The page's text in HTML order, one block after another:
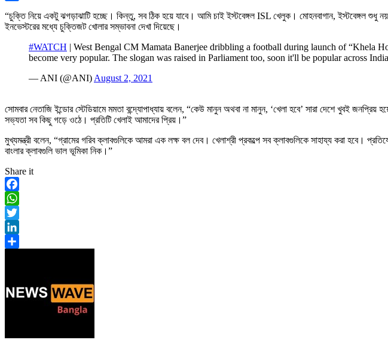
“চুক্তি নিয়ে একটু ঝগড়াঝাটি হচ্ছে। কিন্তু, সব ঠিক হয়ে যাবে। আমি চাই ইস্টবেঙ্গল ISL খেলুক। মোহনবাগান, ইস্টবেঙ্গল শুধু
ইনভেস্টরের মধ্যে চুক্তিজট খোলার সম্ভাবনা দেখা দিয়েছে।
#WATCH | West Bengal CM Mamata Banerjee dribbling a football during launch of “Khela
become very popular. The slogan was raised in Parliament too, soon it'll be popular across
— ANI (@ANI) August 2, 2021
সোমবার নেতাজি ইন্ডোর স্টেডিয়ামে মমতা বন্দ্যোপাধ্যায় বলেন, “কেউ মানুন অথবা না মানুন, ‘খেলা হবে’ সারা দেশে খুবই
সভ্যতা সব কিছু গড়ে ওঠে। প্রতিটি খেলাই আমাদের প্রিয়।”
মুখ্যমন্ত্রী বলেন, “গ্রামের গরিব ক্লাবগুলিকে আমরা এক লক্ষ বল দেব। খেলাশ্রী প্রকল্পে সব ক্লাবগুলিকে সাহায্য করা হবে।
বাংলার ক্লাবগুলি ভাল ভূমিকা নিক।”
Share it
Facebook
WhatsApp
Twitter
LinkedIn